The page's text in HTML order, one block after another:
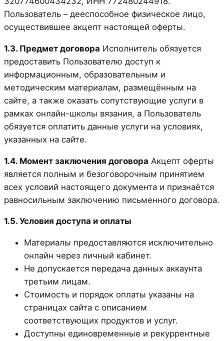
Пользователь – дееспособное физическое лицо,
осуществившее акцепт настоящей оферты.
1.3. Предмет договора Исполнитель обязуется
предоставить Пользователю доступ к
информационным, образовательным и
методическим материалам, размещённым на
сайте, а также оказать сопутствующие услуги в
рамках онлайн-школы вязания, а Пользователь
обязуется оплатить данные услуги на условиях,
указанных на сайте.
1.4. Момент заключения договора Акцепт оферты
является полным и безоговорочным принятием
всех условий настоящего документа и признаётся
равносильным заключению письменного договора.
1.5. Условия доступа и оплаты
Материалы предоставляются исключительно
онлайн через личный кабинет.
Не допускается передача данных аккаунта
третьим лицам.
Стоимость и порядок оплаты указаны на
страницах сайта с описанием
соответствующих продуктов и услуг.
Доступны единовременные и рекуррентные